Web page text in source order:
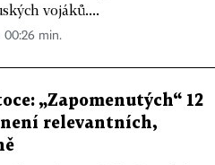
vojáků....
00:26 min.
„Zapomenutých“ 12
relevantních,